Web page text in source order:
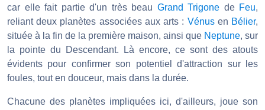
car elle fait partie d'un très beau Grand Trigone de Feu,
reliant deux planètes associées aux arts : Vénusen Bélier,
située à la fin de la première maison, ainsi que Neptune, sur
la pointe du Descendant. Là encore, ce sont des atouts
évidents pour confirmer son potentiel d'attraction sur les
foules, tout en douceur, mais dans la durée.
Chacune des planètes impliquées ici, d'ailleurs, joue son